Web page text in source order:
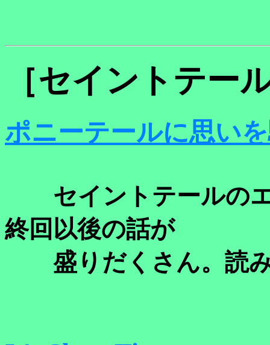
［セイントテー
ポニーテールに思い
セイントテールのエ
終回以後の話が
盛りだくさん。読み